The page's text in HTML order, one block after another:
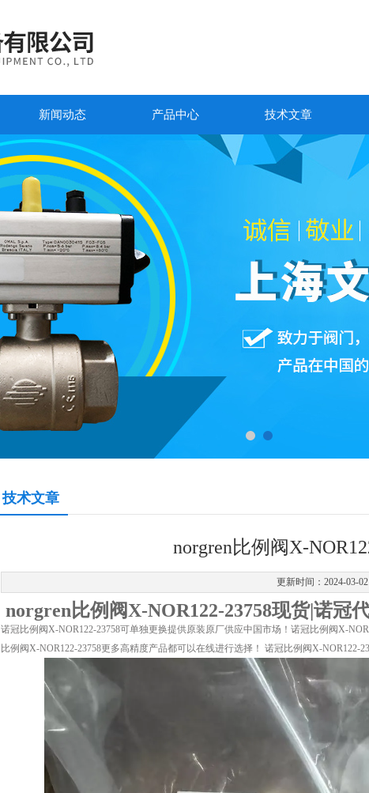
新闻动态 产品中心 技术文章
技术文章
norgren比例阀X-
更新时间：2024-03-
norgren比例阀X-NOR122-23758现货|诺冠
诺冠比例阀X-NOR122-23758可单独更换提供原装原厂供应中国市场！诺冠比例阀X-
比例阀X-NOR122-23758更多高精度产品都可以在线进行选择！ 诺冠比例阀X-NOR122-